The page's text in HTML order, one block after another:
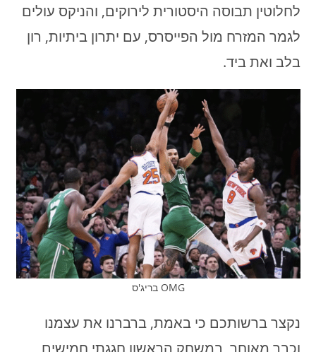
לחלוטין תבוסה היסטורית לירוקים, והניקס עולים
לגמר המזרח מול הפייסרס, עם יתרון ביתיות, רון
בלב ואת ביד.
OMG בריג'ס
נקצר ברשותכם כי באמת, ברברנו את עצמנו
וכבר מאוחר, במשחק הראשון חגגתי חמישים,